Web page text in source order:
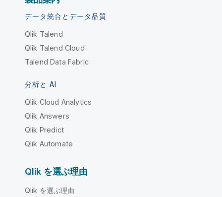
データ統合とデータ品質
Qlik Talend
Qlik Talend Cloud
Talend Data Fabric
分析と AI
Qlik Cloud Analytics
Qlik Answers
Qlik Predict
Qlik Automate
Qlik を選ぶ理由
Qlik を選ぶ理由